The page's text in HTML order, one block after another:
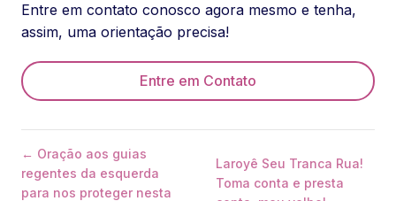
Entre em contato conosco agora mesmo e tenha,
assim, uma orientação precisa!
Entre em Contato
← Oração aos guias
regentes da esquerda
para nos proteger nesta
Laroyê Seu Tranca Rua!
Toma conta e presta